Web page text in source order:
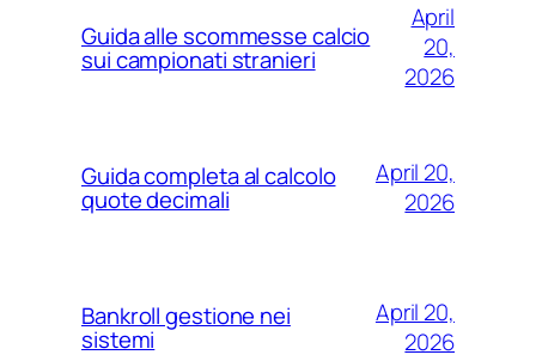
Guida alle scommesse calcio
sui campionati stranieri
April
20,
2026
Guida completa al calcolo
quote decimali
April 20,
2026
Bankroll gestione nei
sistemi
April 20,
2026